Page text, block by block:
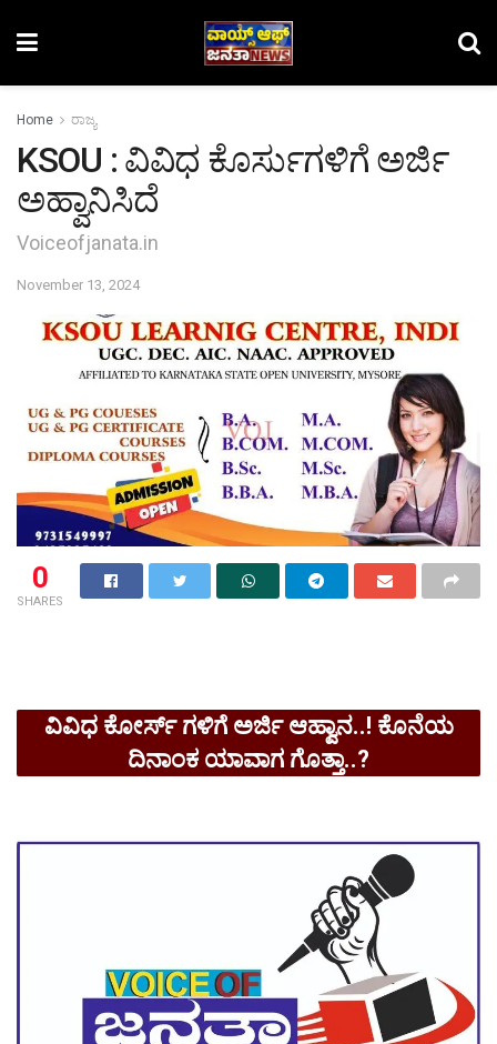
Home ರಾಜ್ಯ
KSOU : ವಿವಿಧ ಕೊರ್ಸುಗಳಿಗೆ ಅರ್ಜಿ
ಅಹ್ವಾನಿಸಿದೆ
Voiceofjanata.in
November 13, 2024
0
SHARES
ವಿವಿಧ ಕೋರ್ಸ್ ಗಳಿಗೆ ಅರ್ಜಿ ಆಹ್ವಾನ..! ಕೊನೆಯ
ದಿನಾಂಕ ಯಾವಾಗ ಗೊತ್ತಾ..?